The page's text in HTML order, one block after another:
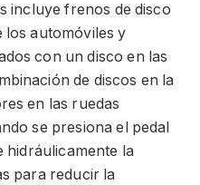
incluye frenos de disco
los automóviles y
con un disco en las
de discos en la
en las ruedas
se presiona el pedal
hidráulicamente la
para reducir la